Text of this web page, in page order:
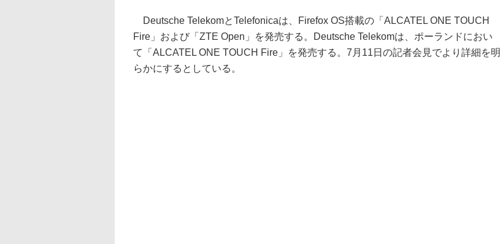
Deutsche TelekomとTelefonicaは、Firefox OS搭載の「ALCATEL ONE TOUCH
Fire」および「ZTE Open」を発売する。Deutsche Telekomは、ポーランドにおい
て「ALCATEL ONE TOUCH Fire」を発売する。7月11日の記者会見でより詳細を明
らかにするとしている。